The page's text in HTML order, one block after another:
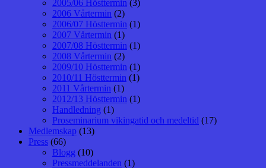
2005/06 Hösttermin (3)
2006 Vårtermin (2)
2006/07 Hösttermin (1)
2007 Vårtermin (1)
2007/08 Hösttermin (1)
2008 Vårtermin (2)
2009/10 Hösttermin (1)
2010/11 Hösttermin (1)
2011 Vårtermin (1)
2012/13 Hösttermin (1)
Handledning (1)
Proseminarium vikingatid och medeltid (17)
Medlemskap (13)
Press (66)
Blogg (10)
Pressmeddelanden (1)